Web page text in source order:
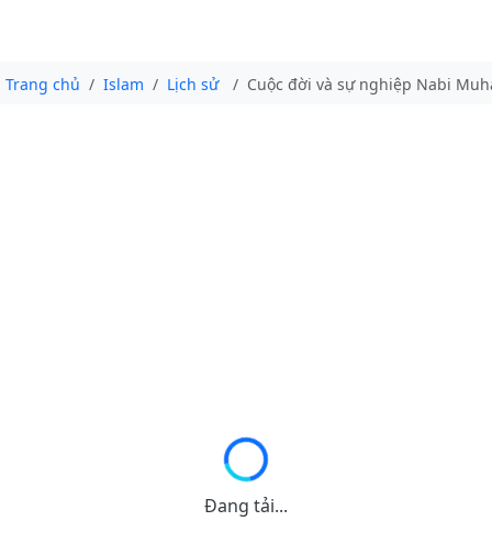
Trang chủ Islam Lịch sử Cuộc đời và sự nghiệp Nabi
Đang tải...